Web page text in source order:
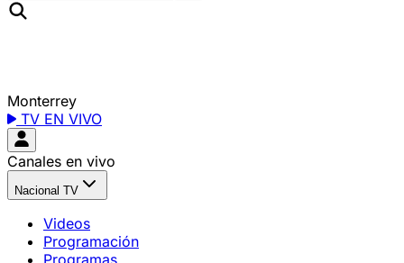
Monterrey
TV EN VIVO
Canales en vivo
Nacional TV
Videos
Programación
Programas